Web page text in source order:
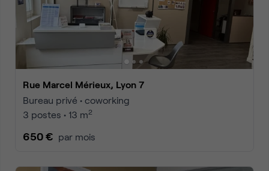
Rue Marcel Mérieux, Lyon 7
Bureau privé • coworking
3 postes • 13 m2
650 € par mois